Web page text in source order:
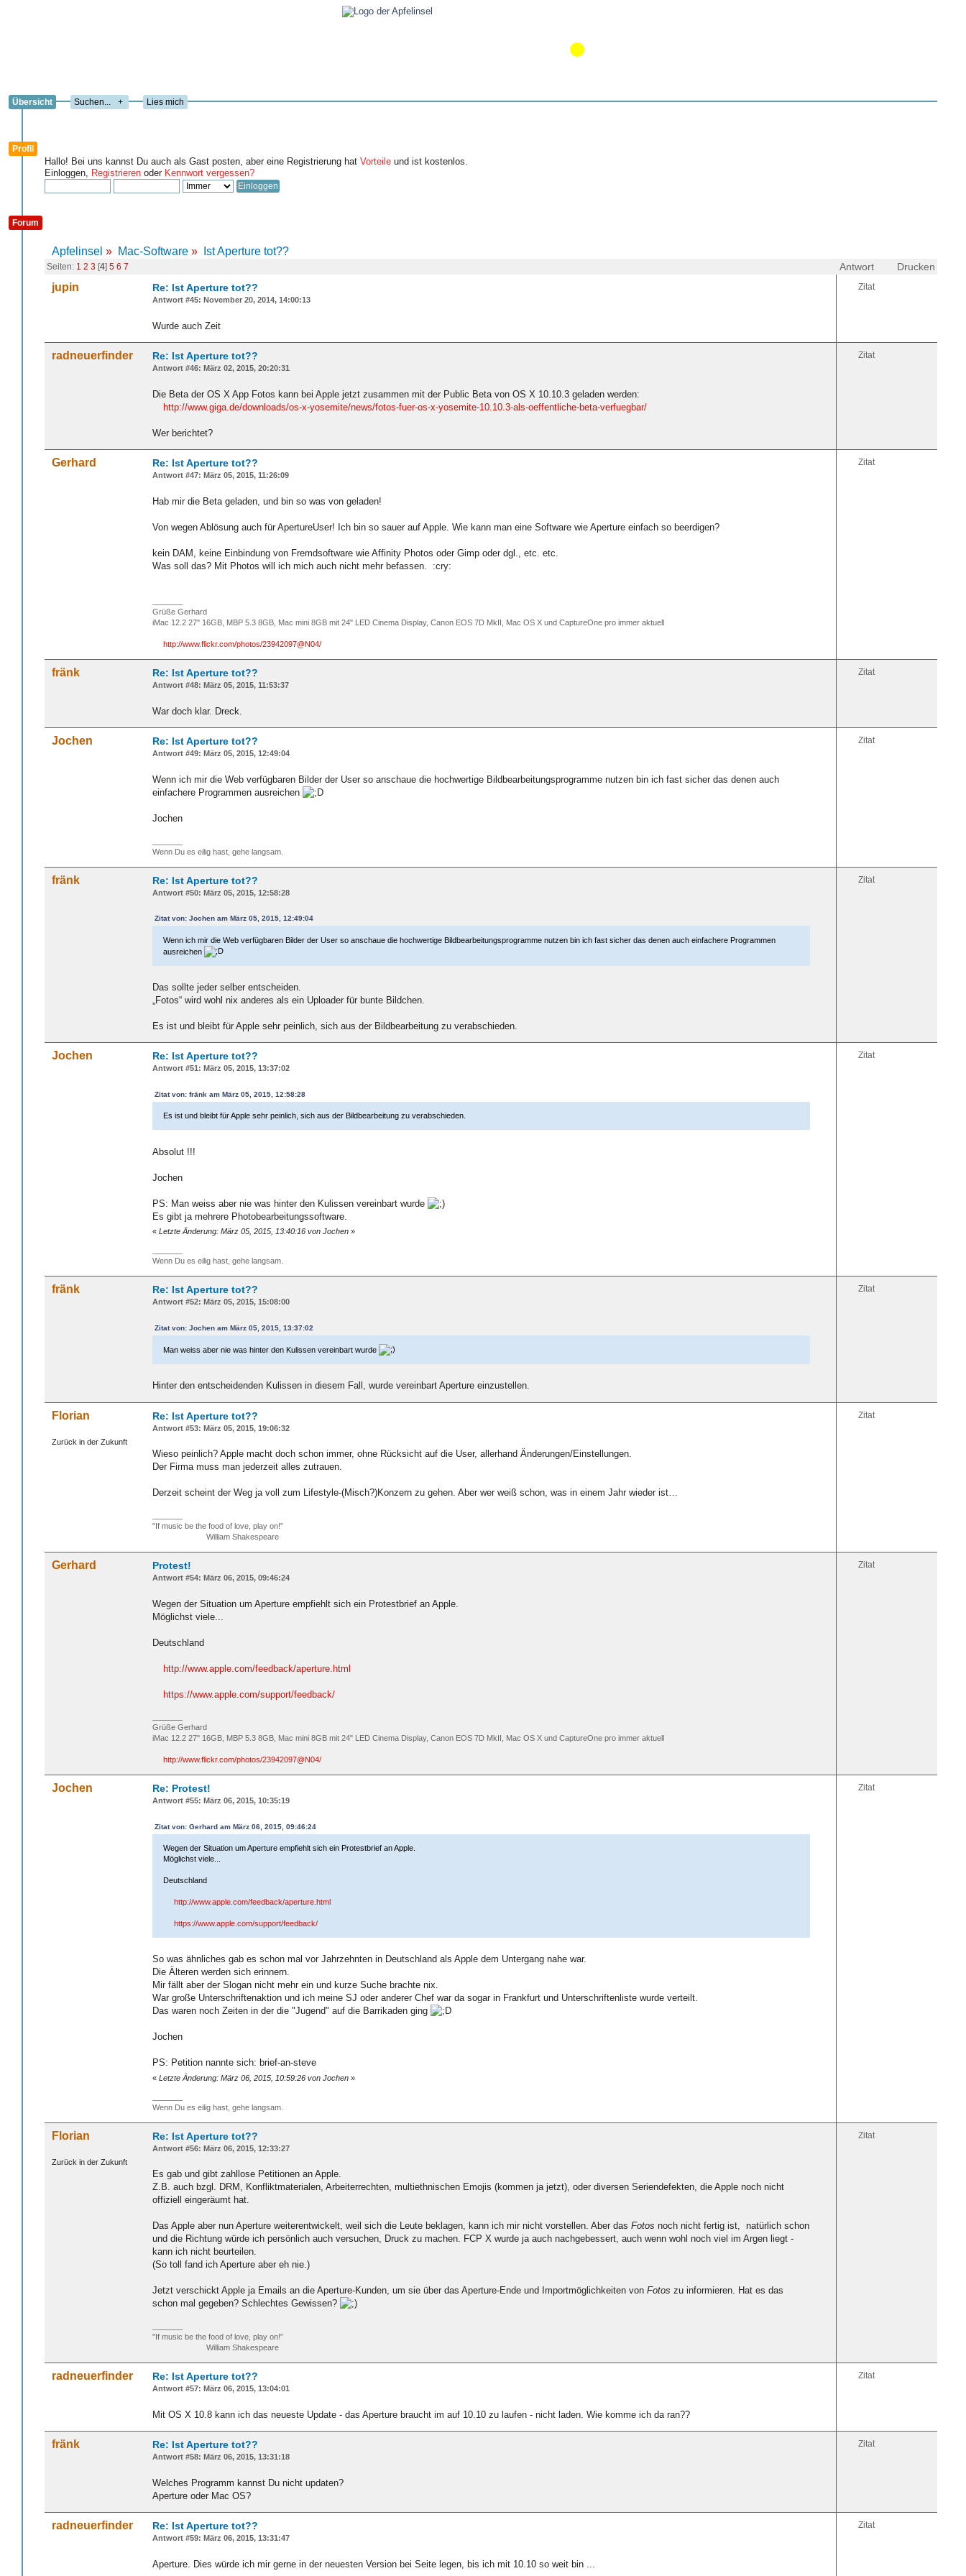
Übersicht + Lies mich
Profil
Hallo! Bei uns kannst Du auch als Gast posten, aber eine Registrierung hat Vorteile und ist kostenlos.
Einloggen, Registrieren oder Kennwort vergessen?
Forum
Apfelinsel » Mac-Software » Ist Aperture tot??
Antwort Drucken
Seiten: 1 2 3 [4] 5 6 7
jupin Zitat
Re: Ist Aperture tot??
Antwort #45: November 20, 2014, 14:00:13
Wurde auch Zeit
radneuerfinder Zitat
Re: Ist Aperture tot??
Antwort #46: März 02, 2015, 20:20:31
Die Beta der OS X App Fotos kann bei Apple jetzt zusammen mit der Public Beta von OS X 10.10.3 geladen werden:
http://www.giga.de/downloads/os-x-yosemite/news/fotos-fuer-os-x-yosemite-10.10.3-als-oeffentliche-beta-verfuegbar/
Wer berichtet?
Gerhard Zitat
Re: Ist Aperture tot??
Antwort #47: März 05, 2015, 11:26:09
Hab mir die Beta geladen, und bin so was von geladen!
Von wegen Ablösung auch für ApertureUser! Ich bin so sauer auf Apple. Wie kann man eine Software wie Aperture einfach so beerdigen?
kein DAM, keine Einbindung von Fremdsoftware wie Affinity Photos oder Gimp oder dgl., etc. etc.
Was soll das? Mit Photos will ich mich auch nicht mehr befassen. :cry:
Grüße Gerhard
iMac 12.2 27" 16GB, MBP 5.3 8GB, Mac mini 8GB mit 24" LED Cinema Display, Canon EOS 7D MkII, Mac OS X und CaptureOne pro immer aktuell
http://www.flickr.com/photos/23942097@N04/
fränk Zitat
Re: Ist Aperture tot??
Antwort #48: März 05, 2015, 11:53:37
War doch klar. Dreck.
Jochen Zitat
Re: Ist Aperture tot??
Antwort #49: März 05, 2015, 12:49:04
Wenn ich mir die Web verfügbaren Bilder der User so anschaue die hochwertige Bildbearbeitungsprogramme nutzen bin ich fast sicher das denen auch
einfachere Programmen ausreichen
Jochen
Wenn Du es eilig hast, gehe langsam.
fränk Zitat
Re: Ist Aperture tot??
Antwort #50: März 05, 2015, 12:58:28
Zitat von: Jochen am März 05, 2015, 12:49:04
Wenn ich mir die Web verfügbaren Bilder der User so anschaue die hochwertige Bildbearbeitungsprogramme nutzen bin ich fast sicher das denen auch einfachere Programmen
ausreichen
Das sollte jeder selber entscheiden.
„Fotos“ wird wohl nix anderes als ein Uploader für bunte Bildchen.
Es ist und bleibt für Apple sehr peinlich, sich aus der Bildbearbeitung zu verabschieden.
Jochen Zitat
Re: Ist Aperture tot??
Antwort #51: März 05, 2015, 13:37:02
Zitat von: fränk am März 05, 2015, 12:58:28
Es ist und bleibt für Apple sehr peinlich, sich aus der Bildbearbeitung zu verabschieden.
Absolut !!!
Jochen
PS: Man weiss aber nie was hinter den Kulissen vereinbart wurde
Es gibt ja mehrere Photobearbeitungssoftware.
« Letzte Änderung: März 05, 2015, 13:40:16 von Jochen »
Wenn Du es eilig hast, gehe langsam.
fränk Zitat
Re: Ist Aperture tot??
Antwort #52: März 05, 2015, 15:08:00
Zitat von: Jochen am März 05, 2015, 13:37:02
Man weiss aber nie was hinter den Kulissen vereinbart wurde
Hinter den entscheidenden Kulissen in diesem Fall, wurde vereinbart Aperture einzustellen.
Florian
Zurück in der Zukunft
Zitat
Re: Ist Aperture tot??
Antwort #53: März 05, 2015, 19:06:32
Wieso peinlich? Apple macht doch schon immer, ohne Rücksicht auf die User, allerhand Änderungen/Einstellungen.
Der Firma muss man jederzeit alles zutrauen.
Derzeit scheint der Weg ja voll zum Lifestyle-(Misch?)Konzern zu gehen. Aber wer weiß schon, was in einem Jahr wieder ist…
"If music be the food of love, play on!”
William Shakespeare
Gerhard Zitat
Protest!
Antwort #54: März 06, 2015, 09:46:24
Wegen der Situation um Aperture empfiehlt sich ein Protestbrief an Apple.
Möglichst viele...
Deutschland
http://www.apple.com/feedback/aperture.html
https://www.apple.com/support/feedback/
Grüße Gerhard
iMac 12.2 27" 16GB, MBP 5.3 8GB, Mac mini 8GB mit 24" LED Cinema Display, Canon EOS 7D MkII, Mac OS X und CaptureOne pro immer aktuell
http://www.flickr.com/photos/23942097@N04/
Jochen Zitat
Re: Protest!
Antwort #55: März 06, 2015, 10:35:19
Zitat von: Gerhard am März 06, 2015, 09:46:24
Wegen der Situation um Aperture empfiehlt sich ein Protestbrief an Apple.
Möglichst viele...
Deutschland
http://www.apple.com/feedback/aperture.html
https://www.apple.com/support/feedback/
So was ähnliches gab es schon mal vor Jahrzehnten in Deutschland als Apple dem Untergang nahe war.
Die Älteren werden sich erinnern.
Mir fällt aber der Slogan nicht mehr ein und kurze Suche brachte nix.
War große Unterschriftenaktion und ich meine SJ oder anderer Chef war da sogar in Frankfurt und Unterschriftenliste wurde verteilt.
Das waren noch Zeiten in der die "Jugend" auf die Barrikaden ging
Jochen
PS: Petition nannte sich: brief-an-steve
« Letzte Änderung: März 06, 2015, 10:59:26 von Jochen »
Wenn Du es eilig hast, gehe langsam.
Florian
Zurück in der Zukunft
Zitat
Re: Ist Aperture tot??
Antwort #56: März 06, 2015, 12:33:27
Es gab und gibt zahllose Petitionen an Apple.
Z.B. auch bzgl. DRM, Konfliktmaterialen, Arbeiterrechten, multiethnischen Emojis (kommen ja jetzt), oder diversen Seriendefekten, die Apple noch nicht
offiziell eingeräumt hat.
Das Apple aber nun Aperture weiterentwickelt, weil sich die Leute beklagen, kann ich mir nicht vorstellen. Aber das Fotos noch nicht fertig ist, natürlich schon
und die Richtung würde ich persönlich auch versuchen, Druck zu machen. FCP X wurde ja auch nachgebessert, auch wenn wohl noch viel im Argen liegt -
kann ich nicht beurteilen.
(So toll fand ich Aperture aber eh nie.)
Jetzt verschickt Apple ja Emails an die Aperture-Kunden, um sie über das Aperture-Ende und Importmöglichkeiten von Fotos zu informieren. Hat es das
schon mal gegeben? Schlechtes Gewissen?
"If music be the food of love, play on!”
William Shakespeare
radneuerfinder Zitat
Re: Ist Aperture tot??
Antwort #57: März 06, 2015, 13:04:01
Mit OS X 10.8 kann ich das neueste Update - das Aperture braucht im auf 10.10 zu laufen - nicht laden. Wie komme ich da ran??
fränk Zitat
Re: Ist Aperture tot??
Antwort #58: März 06, 2015, 13:31:18
Welches Programm kannst Du nicht updaten?
Aperture oder Mac OS?
radneuerfinder Zitat
Re: Ist Aperture tot??
Antwort #59: März 06, 2015, 13:31:47
Aperture. Dies würde ich mir gerne in der neuesten Version bei Seite legen, bis ich mit 10.10 so weit bin ...